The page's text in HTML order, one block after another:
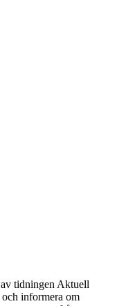
tidningen Aktuell
informera om